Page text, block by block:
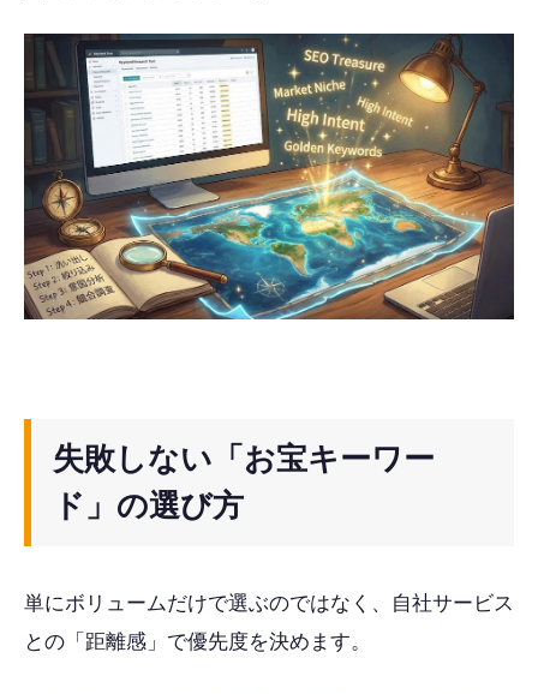
失敗しない「お宝キーワー
ド」の選び方
単にボリュームだけで選ぶのではなく、自社サービス
との「距離感」で優先度を決めます。